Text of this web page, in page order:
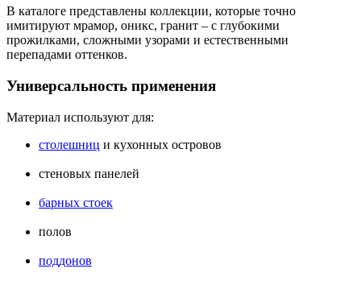
В каталоге представлены коллекции, которые точно
имитируют мрамор, оникс, гранит – с глубокими
прожилками, сложными узорами и естественными
перепадами оттенков.
Универсальность применения
Материал используют для:
столешниц и кухонных островов
стеновых панелей
барных стоек
полов
поддонов